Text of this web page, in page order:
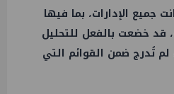
جميع الإدارات، بما فيها
قد خضعت بالفعل للتحليل
تُدرج ضمن القوائم التي